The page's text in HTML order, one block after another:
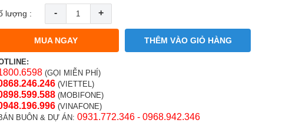
lượng : - +
MUA NGAY THÊM VÀO GIỎ HÀNG
(GỌI MIỄN PHÍ)
(VIETTEL)
8 (MOBIFONE)
(VINAFONE)
BUÔN & DỰ ÁN: 0931.772.346 - 0968.942.346